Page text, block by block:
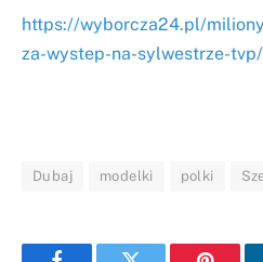
https://wyborcza24.pl/
za-wystep-na-sylwestrze-tvp/
Dubaj modelki polki